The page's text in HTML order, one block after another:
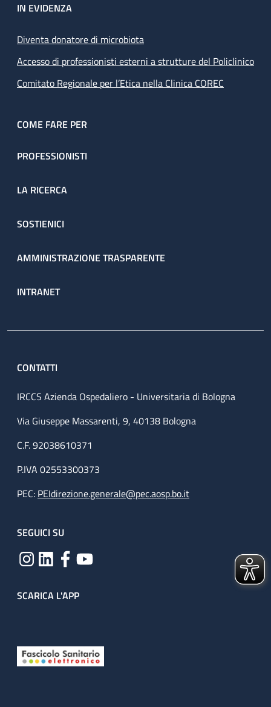
IN EVIDENZA
Diventa donatore di microbiota
Accesso di professionisti esterni a strutture del Policlinico
Comitato Regionale per l’Etica nella Clinica COREC
COME FARE PER
PROFESSIONISTI
LA RICERCA
SOSTIENICI
AMMINISTRAZIONE TRASPARENTE
INTRANET
CONTATTI
IRCCS Azienda Ospedaliero - Universitaria di Bologna
Via Giuseppe Massarenti, 9, 40138 Bologna
C.F. 92038610371
P.IVA 02553300373
PEC: PEIdirezione.generale@pec.aosp.bo.it
SEGUICI SU
SCARICA L'APP